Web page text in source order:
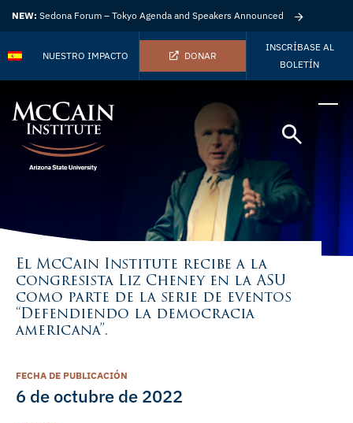
NEW: Sedona Forum – Tokyo Agenda and Speakers Announced
NUESTRO IMPACTO DONAR
INSCRÍBASE AL
BOLETÍN
El McCain Institute recibe a la
congresista Liz Cheney en la ASU
como parte de la serie de eventos
“Defendiendo la democracia
americana”.
FECHA DE PUBLICACIÓN
6 de octubre de 2022